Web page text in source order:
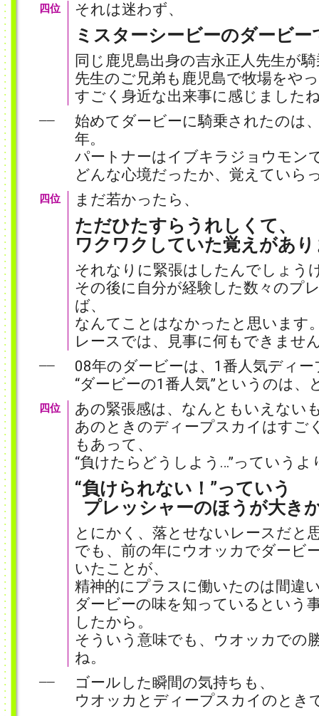
四位 それは迷わず、
ミスターシービーのダービー
同じ鹿児島出身の吉永正人先生が
先生のご兄弟も鹿児島で牧場をや
すごく身近な出来事に感じました
──
始めてダービーに騎乗されたのは
年。
パートナーはイブキラジョウモン
どんな心境だったか、覚えていら
四位 まだ若かったら、
ただひたすらうれしくて、
ワクワクしていた覚えがあ
それなりに緊張はしたんでしょう
その後に自分が経験した数々のプ
ば、
なんてことはなかったと思います
レースでは、見事に何もできませ
──
08年のダービーは、1番人気ディ
“ダービーの1番人気”というのは、
四位
あの緊張感は、なんともいえない
あのときのディープスカイはすご
もあって、
“負けたらどうしよう…”っていうよ
“負けられない！”っていう
プレッシャーのほうが大き
とにかく、落とせないレースだと
でも、前の年にウオッカでダービ
いたことが、
精神的にプラスに働いたのは間違
ダービーの味を知っているという
したから。
そういう意味でも、ウオッカでの
ね。
──
ゴールした瞬間の気持ちも、
ウオッカとディープスカイのとき